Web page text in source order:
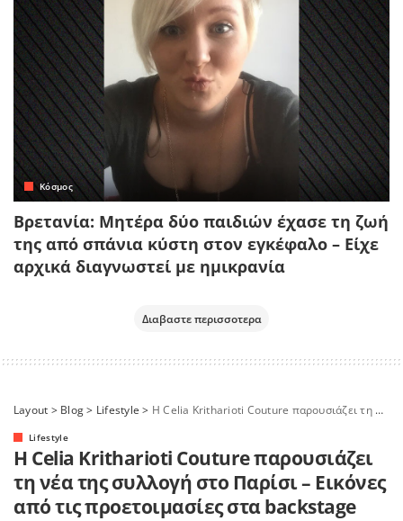
Κόσμος
Βρετανία: Μητέρα δύο παιδιών έχασε τη ζωή
της από σπάνια κύστη στον εγκέφαλο – Είχε
αρχικά διαγνωστεί με ημικρανία
Διαβαστε περισσοτερα
Layout > Blog> Lifestyle > Η Celia Kritharioti Couture παρουσιάζει τη νέα της συλλογή στο Παρίσι – Εικόνες από τις προετοιμασίες στα backstage
Lifestyle
Η Celia Kritharioti Couture παρουσιάζει
τη νέα της συλλογή στο Παρίσι – Εικόνες
από τις προετοιμασίες στα backstage